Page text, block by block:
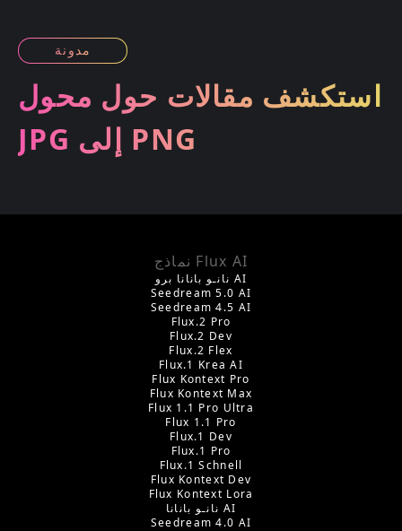
مدونة
استكشف مقالات حول محول
JPG إلى PNG
نماذج Flux AI
نانـو بانانا برو AI
Seedream 5.0 AI
Seedream 4.5 AI
Flux.2 Pro
Flux.2 Dev
Flux.2 Flex
Flux.1 Krea AI
Flux Kontext Pro
Flux Kontext Max
Flux 1.1 Pro Ultra
Flux 1.1 Pro
Flux.1 Dev
Flux.1 Pro
Flux.1 Schnell
Flux Kontext Dev
Flux Kontext Lora
نانـو بانانا AI
Seedream 4.0 AI